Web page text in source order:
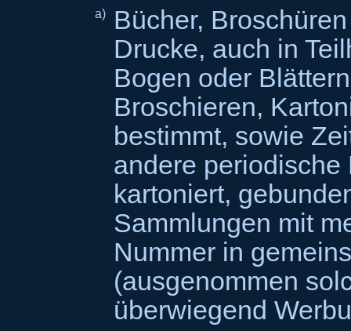
a)
Bücher,
Drucke, auch in
Bogen oder
Broschieren,
bestimmt, sowie
andere periodische
kartoniert,
Sammlungen mit
Nummer in
(ausgenommen
überwiegend